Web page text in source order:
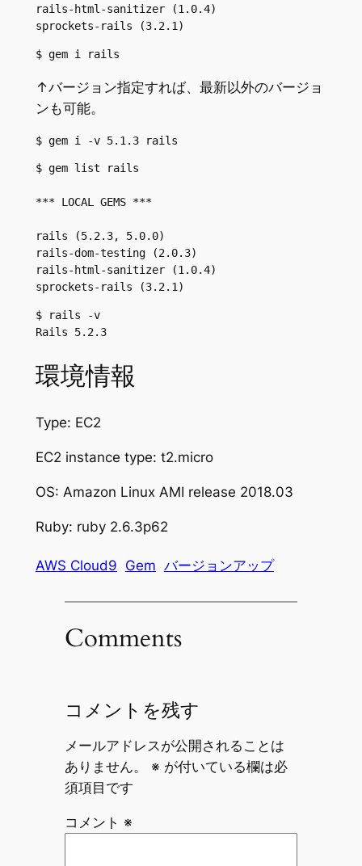
rails-html-sanitizer (1.0.4)
sprockets-rails (3.2.1)
$ gem i rails
↑バージョン指定すれば、最新以外のバージョ
ンも可能。
$ gem i -v 5.1.3 rails
$ gem list rails
*** LOCAL GEMS ***
rails (5.2.3, 5.0.0)
rails-dom-testing (2.0.3)
rails-html-sanitizer (1.0.4)
sprockets-rails (3.2.1)
$ rails -v
Rails 5.2.3
環境情報
Type: EC2
EC2 instance type: t2.micro
OS: Amazon Linux AMI release 2018.03
Ruby: ruby 2.6.3p62
AWS Cloud9 Gem バージョンアップ
Comments
コメントを残す
メールアドレスが公開されることは
ありません。
※ が付いている欄は必
須項目です
コメント ※